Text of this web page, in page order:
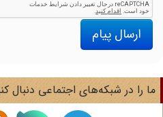
ارسال پیام
را در شبکه‌های اجتماعی دنبال کنید